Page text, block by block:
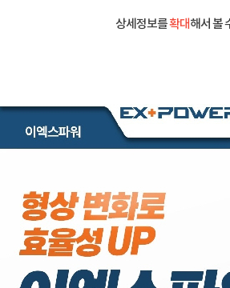
상세정보를확대해서 볼